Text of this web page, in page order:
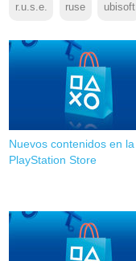
r.u.s.e. ruse ubisoft
Nuevos contenidos en la
PlayStation Store